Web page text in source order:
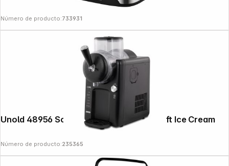
Número de producto:733931
Unold 48956 Sofie black 2in1 Slush- & Soft Ice Cream
Número de producto:235365